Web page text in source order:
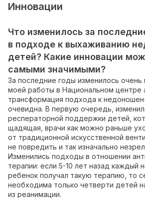
Инновации
Что изменилось за
в подходе к выхаживанию
детей? Какие инновации
самыми значимыми?
За последние годы изменилось очень
моей работы в Национальном центре
трансформация подхода к
очевидна. В первую очередь,
респераторной поддержки детей,
щадящая, врачи как можно раньше
от традиционной искусственной
не повредить и так изначально
Изменились подходы в отношении
терапии: если 5-10 лет назад каждый
ребенок получал такую терапию, то
необходима только четверти детей
из реанимации.